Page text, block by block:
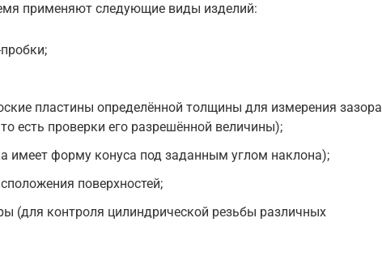
применяют следующие виды изделий:
пластины определённой толщины для измерения зазора
есть проверки его разрешённой величины);
имеет форму конуса под заданным углом наклона);
поверхностей;
(для контроля цилиндрической резьбы различных